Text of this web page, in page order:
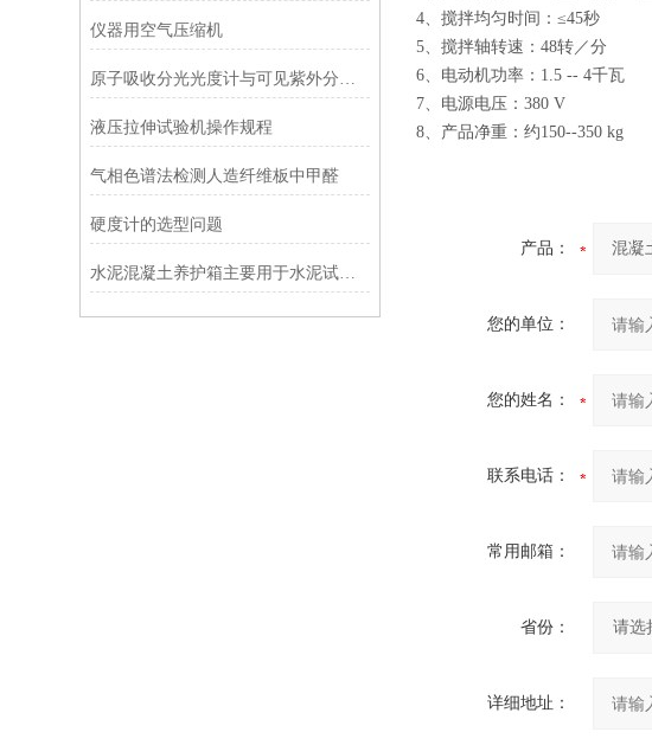
仪器用空气压缩机
原子吸收分光光度计与可见紫外分光光度计对比
液压拉伸试验机操作规程
气相色谱法检测人造纤维板中甲醛
硬度计的选型问题
水泥混凝土养护箱主要用于水泥试块的养护
4、搅拌均匀时间：≤45秒
5、搅拌轴转速：48转／分
6、电动机功率：1.5 -- 4千瓦
7、电源电压：380 V
8、产品净重：约150--350 kg
产品：
您的单位：
您的姓名：
联系电话：
常用邮箱：
省份：
详细地址：